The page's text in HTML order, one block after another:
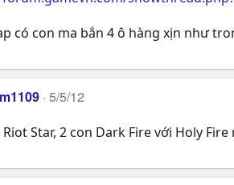
có con ma bắn 4 ô hàng xịn như
5/5/12
Star, 2 con Dark Fire với Holy